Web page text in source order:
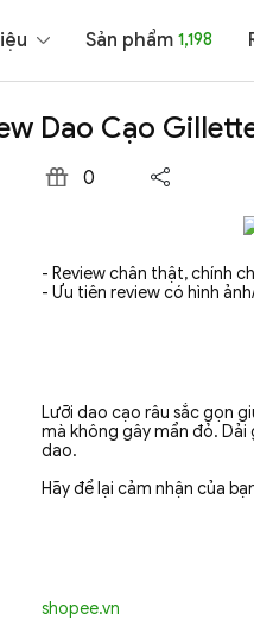
Sản phẩm 1,198
Dao Cạo
0
- Review chân thật, chính
- Ưu tiên review có hình
Lưỡi dao cạo râu sắc gọn
mà không gây mẩn đỏ.
dao.
Hãy để lại cảm nhận của
shopee.vn